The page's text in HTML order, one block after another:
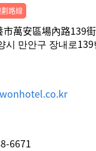
路線
市萬安區場內路139
시 만안구 장내로
6671